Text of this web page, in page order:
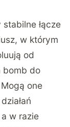
łącze
w którym
od
bomb do
one
w razie